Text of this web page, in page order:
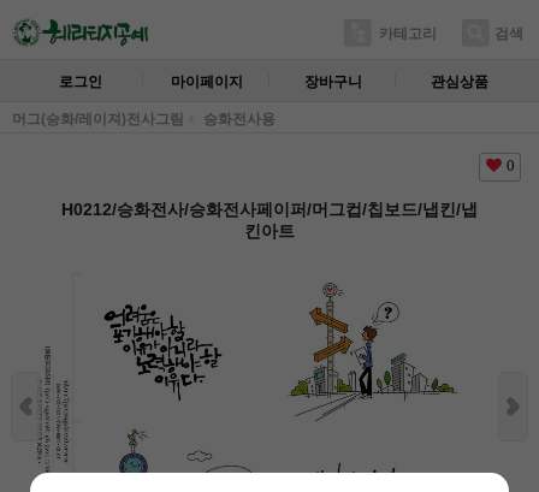
카테고리 검색
로그인 마이페이지 장바구니 관심상품
머그(승화/레이져)전사그림 승화전사용
0
H0212/승화전사/승화전사페이퍼/머그컵/칩보드/냅킨/냅
킨아트